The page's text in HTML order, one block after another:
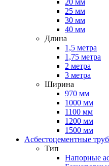
20 мм
25 мм
30 мм
40 мм
Длина
1,5 метра
1,75 метра
2 метра
3 метра
Ширина
970 мм
1000 мм
1100 мм
1200 мм
1500 мм
Асбестоцементные
Тип
Напорные